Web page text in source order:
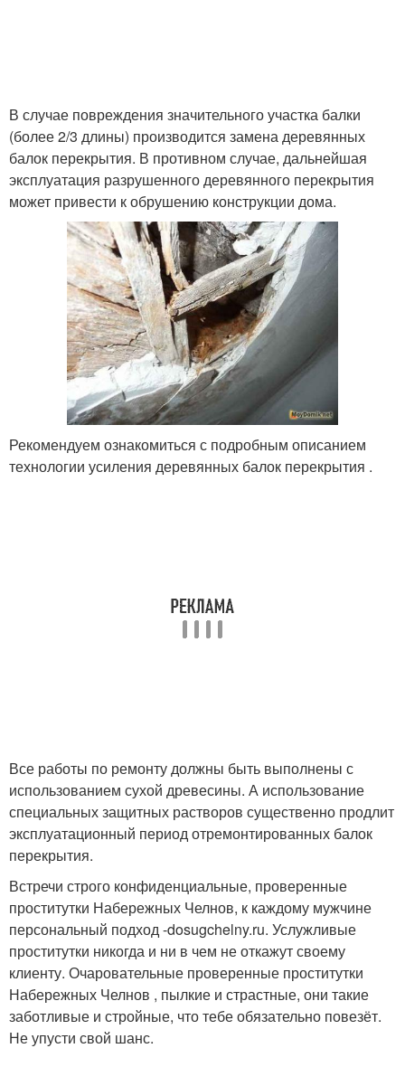
В случае повреждения значительного участка балки
(более 2/3 длины) производится замена деревянных
балок перекрытия. В противном случае, дальнейшая
эксплуатация разрушенного деревянного перекрытия
может привести к обрушению конструкции дома.
Рекомендуем ознакомиться с подробным описанием
технологии усиления деревянных балок перекрытия .
Все работы по ремонту должны быть выполнены с
использованием сухой древесины. А использование
специальных защитных растворов существенно продлит
эксплуатационный период отремонтированных балок
перекрытия.
Встречи строго конфиденциальные, проверенные
проститутки Набережных Челнов, к каждому мужчине
персональный подход -dosugchelny.ru. Услужливые
проститутки никогда и ни в чем не откажут своему
клиенту. Очаровательные проверенные проститутки
Набережных Челнов , пылкие и страстные, они такие
заботливые и стройные, что тебе обязательно повезёт.
Не упусти свой шанс.